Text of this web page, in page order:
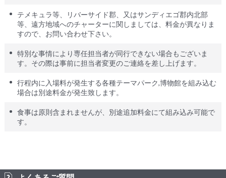
テメキュラ等、リバーサイド郡、又はサンディエゴ郡内北部
等、遠方地域へのチャーターに関しましては、料金が異なりま
すので、お問い合わせ下さい。
特別な事情により専任担当者が同行できない場合もございま
す。その際は事前に担当者変更のご連絡を差し上げます。
行程内に入場料が発生する各種テーマパーク,博物館を組み込む
場合は別途料金が発生致します。
食事は原則含まれませんが、別途追加料金にて組み込み可能で
す。